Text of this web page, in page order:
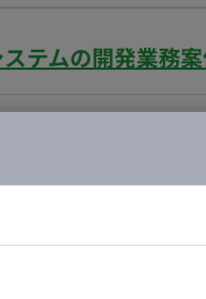
：New Relic, Data
テムの開発業務
開発において顧客価値
ーと密に連携し、顧客
ただきます。 ■具体的な
よる新規機能開発 -